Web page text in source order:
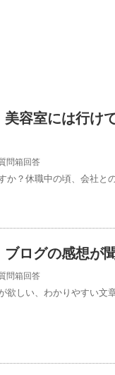
美容室には行け
問箱回答
か？休職中の頃、会社と
ブログの感想が
問箱回答
欲しい、わかりやすい文